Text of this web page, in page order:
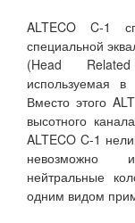
ALTECO C-1
специальной
(Head
используемая в
Вместо этого
высотного
ALTECO C-1
невозможно
нейтральные
одним видом